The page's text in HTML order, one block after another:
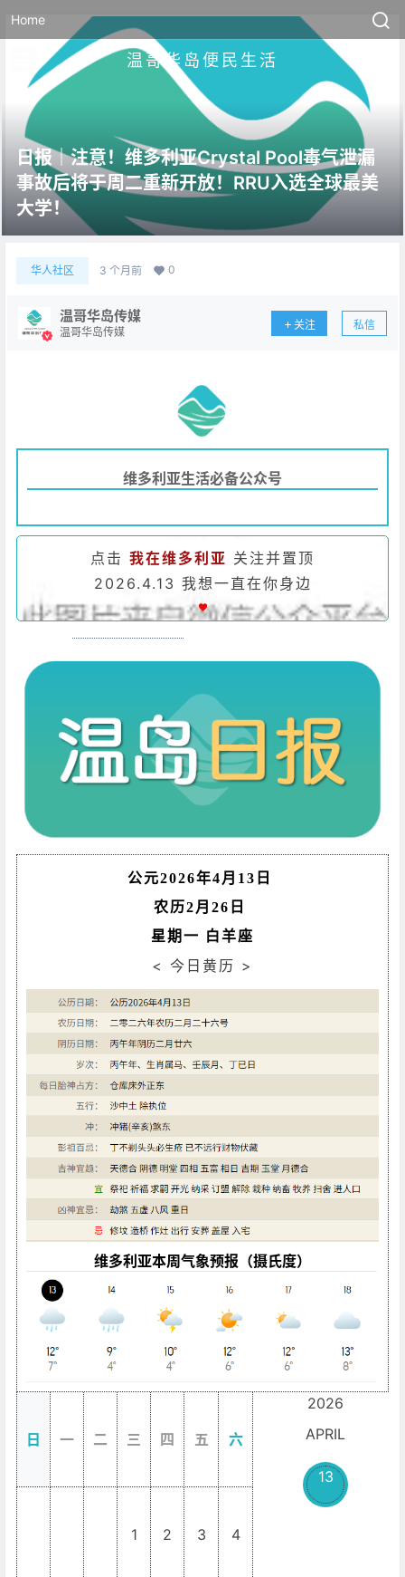
Home
温哥华岛便民生活
日报｜注意！维多利亚Crystal Pool毒气泄漏
事故后将于周二重新开放！RRU入选全球最美
大学！
华人社区 3 个月前 0
温哥华岛传媒
温哥华岛传媒
关注 私信
维多利亚生活必备公众号
点击 我在维多利亚 关注并置顶
2026.4.13 我想一直在你身边
公元2026年4月13日
农历2月26日
星期一 白羊座
< 今日黄历 >
维多利亚本周气象预报（摄氏度）
日 一 二 三 四 五 六
1 2 3 4
2026
APRIL
13